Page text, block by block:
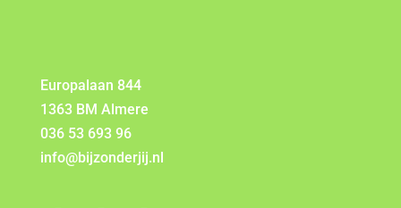
Europalaan 844
1363 BM Almere
036 53 693 96
info@bijzonderjij.nl